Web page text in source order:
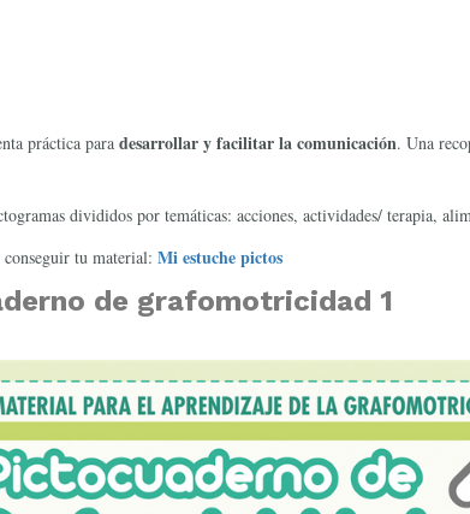
práctica para desarrollar y facilitar la comunicación. Una
divididos por temáticas: acciones, actividades/ terapia,
tu material: Mi estuche pictos
de grafomotricidad 1